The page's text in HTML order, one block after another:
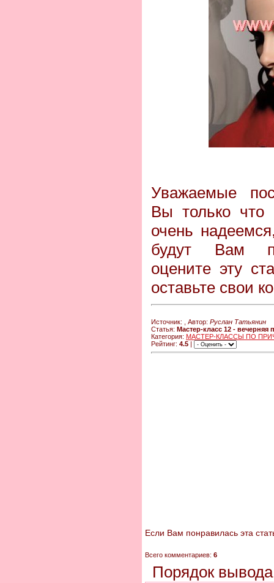
Уважаемые
Вы только что
очень
будут Вам
оцените эту
оставьте свои
Источник: , Автор: Руслан Татьянин
Статья: Мастер-класс 12 -
Категория: МАСТЕР-КЛАССЫ ПО
Рейтинг: 4.5 |
Если Вам понравилась эта
Всего комментариев: 6
Порядок